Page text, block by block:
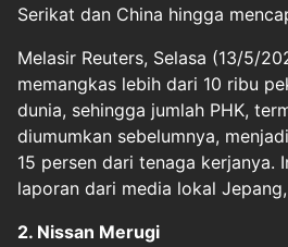
Serikat dan China hingga
Melasir Reuters, Selasa (13/5/
memangkas lebih dari 10 ribu
dunia, sehingga jumlah PHK,
diumumkan sebelumnya,
15 persen dari tenaga kerjanya.
laporan dari media lokal
2. Nissan Merugi